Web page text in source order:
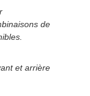
de
et arrière